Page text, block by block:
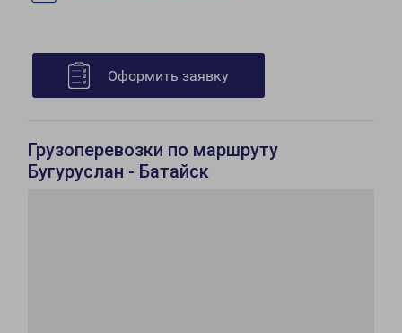
Оформить заявку
Грузоперевозки по маршруту
Бугуруслан - Батайск